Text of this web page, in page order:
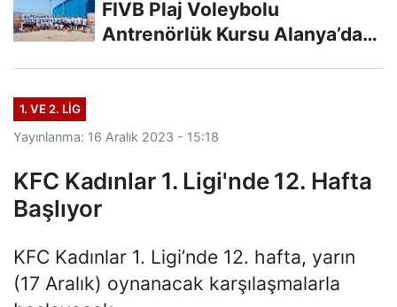
FIVB Plaj Voleybolu
Antrenörlük Kursu Alanya’da
1. VE 2. LIG
Yayınlanma: 16 Aralık 2023 - 15:18
KFC Kadınlar 1. Ligi'nde 12. Hafta
Başlıyor
KFC Kadınlar 1. Ligi’nde 12. hafta, yarın
(17 Aralık) oynanacak karşılaşmalarla